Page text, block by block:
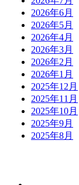
2026年6月
2026年5月
2026年4月
2026年3月
2026年2月
2026年1月
2025年12月
2025年11月
2025年10月
2025年9月
2025年8月